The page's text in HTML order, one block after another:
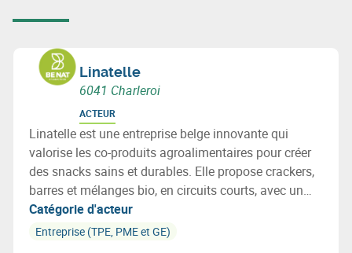
Linatelle
6041 Charleroi
ACTEUR
Linatelle est une entreprise belge innovante qui
valorise les co-produits agroalimentaires pour créer
des snacks sains et durables. Elle propose crackers,
barres et mélanges bio, en circuits courts, avec un
fort engagement écologique et social.
Catégorie d'acteur
Entreprise (TPE, PME et GE)